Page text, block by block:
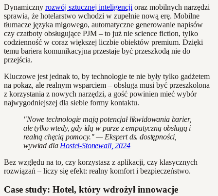
Dynamiczny rozwój sztucznej inteligencji oraz mobilnych narzędzi
sprawia, że hotelarstwo wchodzi w zupełnie nową erę. Mobilne
tłumacze języka migowego, automatyczne generowanie napisów
czy czatboty obsługujące PJM – to już nie science fiction, tylko
codzienność w coraz większej liczbie obiektów premium. Dzięki
temu bariera komunikacyjna przestaje być przeszkodą nie do
przejścia.
Kluczowe jest jednak to, by technologie te nie były tylko gadżetem
na pokaz, ale realnym wsparciem – obsługa musi być przeszkolona
z korzystania z nowych narzędzi, a gość powinien mieć wybór
najwygodniejszej dla siebie formy kontaktu.
"Nowe technologie mają potencjał likwidowania barier,
ale tylko wtedy, gdy idą w parze z empatyczną obsługą i
realną chęcią pomocy." — Ekspert ds. dostępności,
wywiad dla Hostel-Stonewall, 2024
Bez względu na to, czy korzystasz z aplikacji, czy klasycznych
rozwiązań – liczy się efekt: realny komfort i bezpieczeństwo.
Case study: Hotel, który wdrożył innowacje